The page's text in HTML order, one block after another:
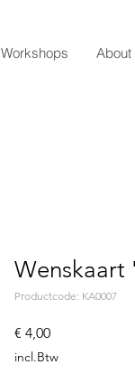
Workshops About
Wenskaart
Productcode: KA0007
€ 4,00Prijs
incl.Btw